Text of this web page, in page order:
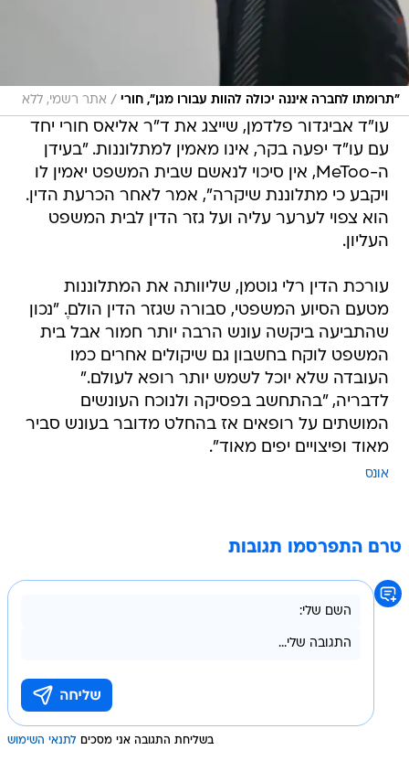
"תרומתו לחברה איננה יכולה להוות עבורו מגן", חורי / אתר רשמי, ללא
עו"ד אביגדור פלדמן, שייצג את ד"ר אליאס חורי יחד
עם עו"ד יפעה בקר, אינו מאמין למתלוננות. "בעידן
ה-MeToo, אין סיכוי לנאשם שבית המשפט יאמין לו
ויקבע כי מתלוננת שיקרה", אמר לאחר הכרעת הדין.
הוא צפוי לערער עליה ועל גזר הדין לבית המשפט
העליון.
עורכת הדין רלי גוטמן, שליוותה את המתלוננות
מטעם הסיוע המשפטי, סבורה שגזר הדין הולם.ֶ "נכון
שהתביעה ביקשה עונש הרבה יותר חמור אבל בית
המשפט לוקח בחשבון גם שיקולים אחרים כמו
העובדה שלא יוכל לשמש יותר רופא לעולם."
לדבריה, "בהתחשב בפסיקה ולנוכח העונשים
המושתים על רופאים אז בהחלט מדובר בעונש סביר
מאוד ופיצויים יפים מאוד".
אונס
טרם התפרסמו תגובות
בשליחת התגובה אני מסכים לתנאי השימוש